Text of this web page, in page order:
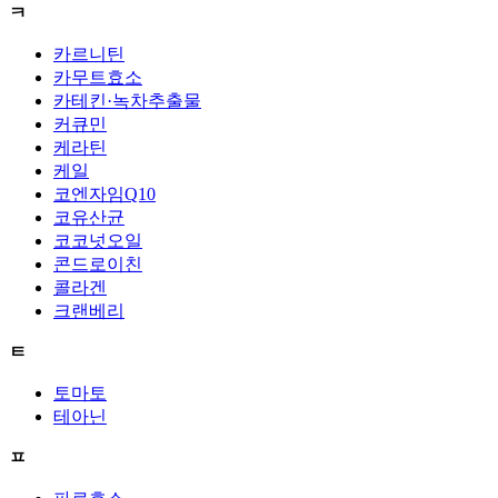
ㅋ
카르니틴
카무트효소
카테킨·녹차추출물
커큐민
케라틴
케일
코엔자임Q10
코유산균
코코넛오일
콘드로이친
콜라겐
크랜베리
ㅌ
토마토
테아닌
ㅍ